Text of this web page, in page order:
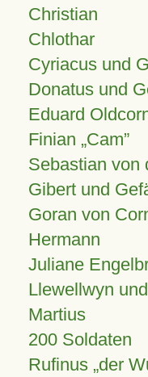
Christian
Chlothar
Cyriacus und
Donatus und
Eduard
Finian Cam
Sebastian von
Gibert und
Goran von
Hermann
Juliane
Llewellwyn
Martius
200 Soldaten
Rufinus „der